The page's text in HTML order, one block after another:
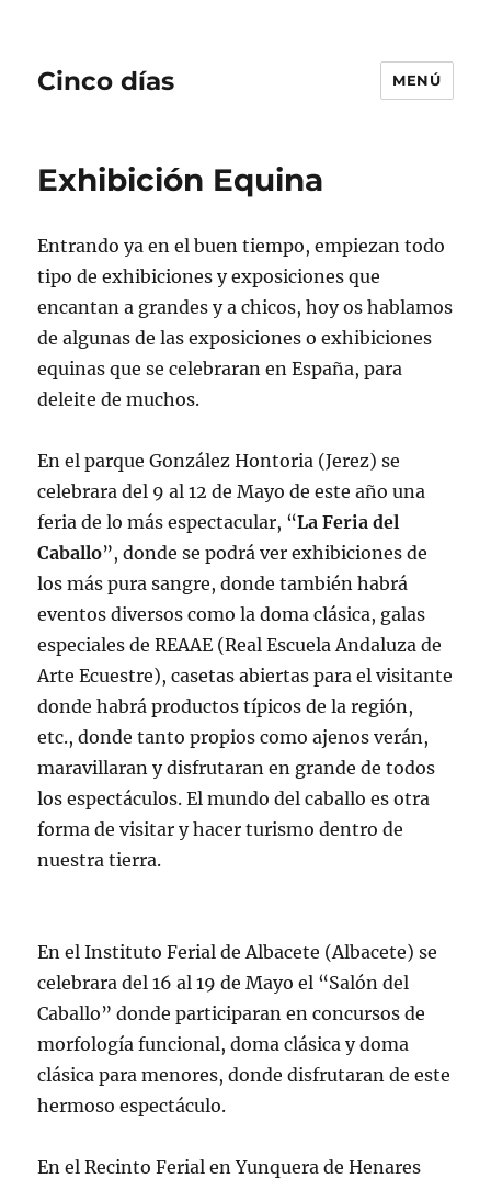
Cinco días MENÚ
Exhibición Equina
Entrando ya en el buen tiempo, empiezan todo
tipo de exhibiciones y exposiciones que
encantan a grandes y a chicos, hoy os hablamos
de algunas de las exposiciones o exhibiciones
equinas que se celebraran en España, para
deleite de muchos.
En el parque González Hontoria (Jerez) se
celebrara del 9 al 12 de Mayo de este año una
feria de lo más espectacular, “La Feria del
Caballo”, donde se podrá ver exhibiciones de
los más pura sangre, donde también habrá
eventos diversos como la doma clásica, galas
especiales de REAAE (Real Escuela Andaluza de
Arte Ecuestre), casetas abiertas para el visitante
donde habrá productos típicos de la región,
etc., donde tanto propios como ajenos verán,
maravillaran y disfrutaran en grande de todos
los espectáculos. El mundo del caballo es otra
forma de visitar y hacer turismo dentro de
nuestra tierra.
En el Instituto Ferial de Albacete (Albacete) se
celebrara del 16 al 19 de Mayo el “Salón del
Caballo” donde participaran en concursos de
morfología funcional, doma clásica y doma
clásica para menores, donde disfrutaran de este
hermoso espectáculo.
En el Recinto Ferial en Yunquera de Henares